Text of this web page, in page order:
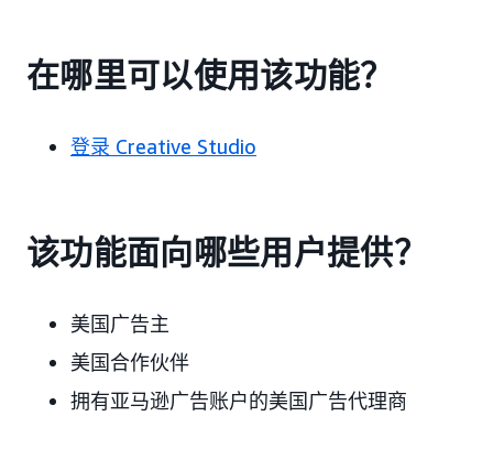
在哪里可以使用该功能？
登录 Creative Studio
该功能面向哪些用户提供？
美国广告主
美国合作伙伴
拥有亚马逊广告账户的美国广告代理商